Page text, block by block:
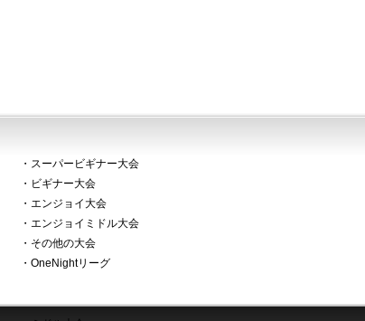
・ スーパービギナー大会
・ ビギナー大会
・ エンジョイ大会
・ エンジョイミドル大会
・ その他の大会
・ OneNightリーグ